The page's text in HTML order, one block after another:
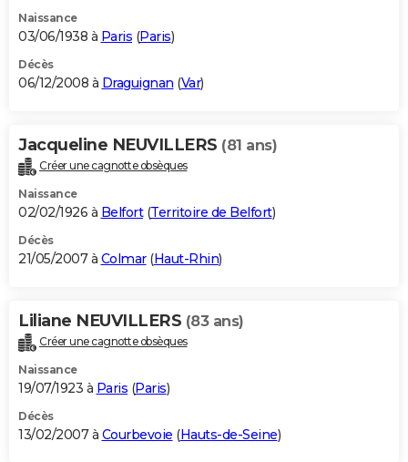
Naissance
03/06/1938 à Paris (Paris)
Décès
06/12/2008 à Draguignan (Var)
Jacqueline NEUVILLERS (81 ans)
Créer une cagnotte obsèques
Naissance
02/02/1926 à Belfort(Territoire de Belfort)
Décès
21/05/2007 à Colmar(Haut-Rhin)
Liliane NEUVILLERS (83 ans)
Créer une cagnotte obsèques
Naissance
19/07/1923 à Paris (Paris)
Décès
13/02/2007 à Courbevoie (Hauts-de-Seine)